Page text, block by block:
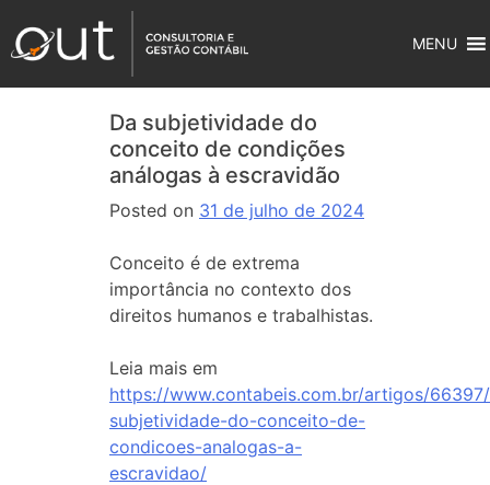
MENU
Da subjetividade do
conceito de condições
análogas à escravidão
Posted on 31 de julho de 2024
Conceito é de extrema
importância no contexto dos
direitos humanos e trabalhistas.
Leia mais em
https://www.contabeis.com.br/artigos/
subjetividade-do-conceito-de-
condicoes-analogas-a-
escravidao/